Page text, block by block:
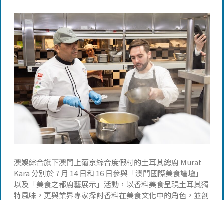
澳娛綜合旗下澳門上葡京綜合度假村的土耳其總廚 Murat
Kara 分別於 7 月 14 日和 16 日參與「澳門國際美食論壇」
以及「美食之都廚藝展示」活動，以香料美食呈現土耳其獨
特風味，更與業界專家探討香料在美食文化中的角色，並剖